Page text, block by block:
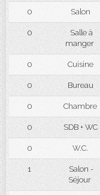
0 Salon
0
Salle à
manger
0 Cuisine
0 Bureau
0 Chambre
0 SDB + WC
0 W.C.
1
Salon -
Séjour